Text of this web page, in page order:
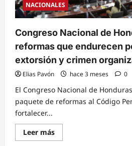
NACIONALES
Congreso Nacional de
reformas que endurecen
extorsión y crimen
Elias Pavón hace 3 meses 0
El Congreso Nacional de
paquete de reformas al Código
fortalecer...
Leer másRead
more